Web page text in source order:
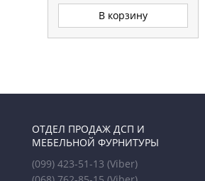
В корзину
ОТДЕЛ ПРОДАЖ ДСП И
МЕБЕЛЬНОЙ ФУРНИТУРЫ
(099) 423-51-13(Viber)